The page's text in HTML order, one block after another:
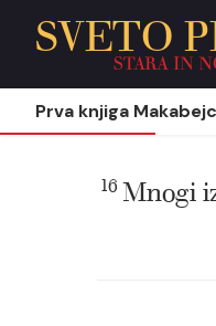
SVETO
STARA IN
Prva knjiga
16 Mnogi